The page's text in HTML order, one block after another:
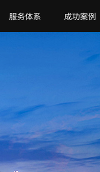
服务体系 成功案例